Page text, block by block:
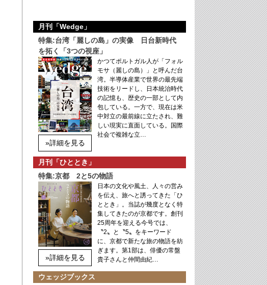
月刊「Wedge」
特集:台湾「麗しの島」の実像 日台新時代
を拓く「3つの視座」
»詳細を見る
かつてポルトガル人が「フォル
モサ（麗しの島）」と呼んだ台
湾。半導体産業で世界の最先端
技術をリードし、日本統治時代
の記憶も、歴史の一部として内
包している。一方で、現在は米
中対立の最前線に立たされ、難
しい現実に直面している。国際
社会で複雑な立…
月刊「ひととき」
特集:京都 2と5の物語
»詳細を見る
日本の文化や風土、人々の営み
を伝え、旅へと誘ってきた「ひ
ととき」。当誌が幾度となく特
集してきたのが京都です。創刊
25周年を迎える今号では、
〝2〟と〝5〟をキーワード
に、京都で新たな旅の物語を紡
ぎます。第1部は、俳優の常盤
貴子さんと仲間由紀…
ウェッジブックス